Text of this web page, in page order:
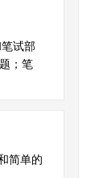
试部
；笔
简单的